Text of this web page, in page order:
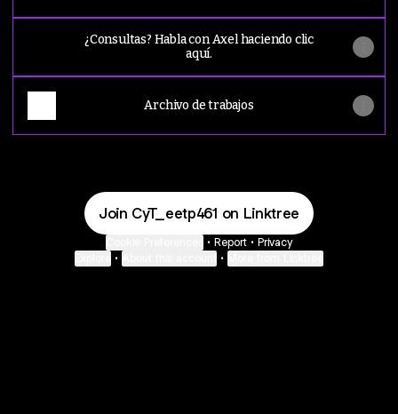
¿Consultas? Habla con Axel haciendo clic
aquí.
Archivo de trabajos
Join CyT_eetp461 on Linktree
• Report • Privacy
• •